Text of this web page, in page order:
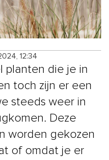
12:34
planten die je in
toch zijn er een
steeds weer in
Deze
worden gekozen
of omdat je er